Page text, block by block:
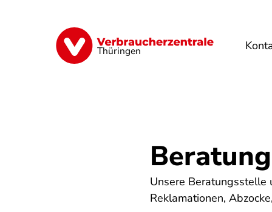
Thüringen
Finanzen Digitales Lebensmittel
Unsere Beratungsstelle
Reklamationen,